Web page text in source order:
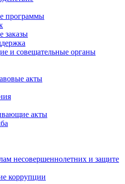
программы
заказы
и совещательные органы
акты
акты
несовершеннолетних и защите
коррупции